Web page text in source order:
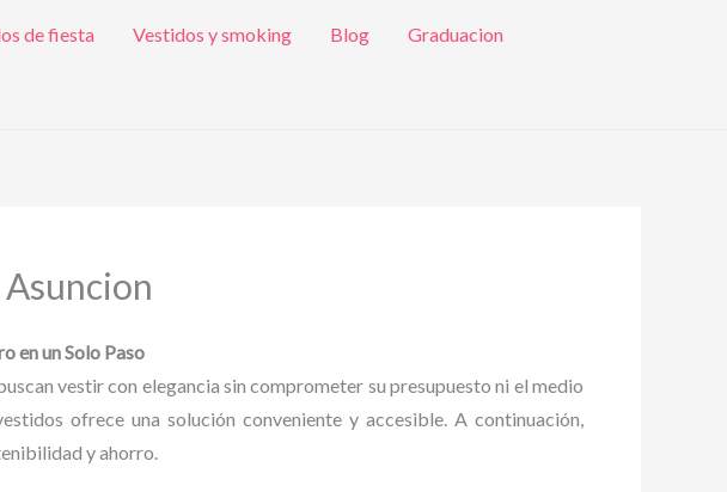
de fiesta Vestidos y smoking Blog Graduacion
en un Solo Paso
vestir con elegancia sin comprometer su presupuesto ni el medio
ofrece una solución conveniente y accesible. A continuación,
y ahorro.